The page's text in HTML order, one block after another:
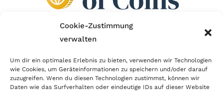
Cookie-Zustimmung
verwalten
Um dir ein optimales Erlebnis zu bieten, verwenden wir Technologien
wie Cookies, um Geräteinformationen zu speichern und/oder darauf
zuzugreifen. Wenn du diesen Technologien zustimmst, können wir
Daten wie das Surfverhalten oder eindeutige IDs auf dieser Website
Der Händlerbund setzt sich für sicheren und
erfolgreichen E-Commerce ein. Auch wir sind wie